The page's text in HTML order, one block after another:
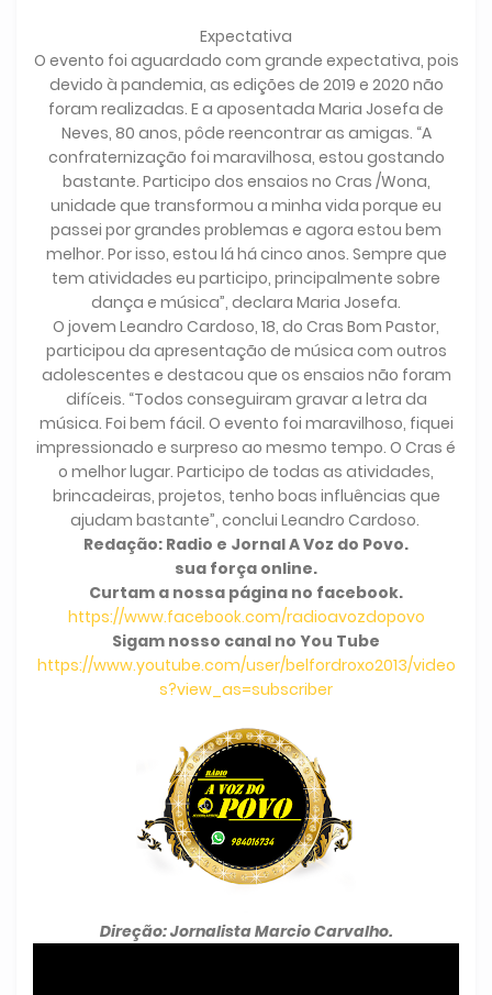
Expectativa
O evento foi aguardado com grande expectativa, pois
devido à pandemia, as edições de 2019 e 2020 não
foram realizadas. E a aposentada Maria Josefa de
Neves, 80 anos, pôde reencontrar as amigas. “A
confraternização foi maravilhosa, estou gostando
bastante. Participo dos ensaios no Cras /Wona,
unidade que transformou a minha vida porque eu
passei por grandes problemas e agora estou bem
melhor. Por isso, estou lá há cinco anos. Sempre que
tem atividades eu participo, principalmente sobre
dança e música”, declara Maria Josefa.
O jovem Leandro Cardoso, 18, do Cras Bom Pastor,
participou da apresentação de música com outros
adolescentes e destacou que os ensaios não foram
difíceis. “Todos conseguiram gravar a letra da
música. Foi bem fácil. O evento foi maravilhoso, fiquei
impressionado e surpreso ao mesmo tempo. O Cras é
o melhor lugar. Participo de todas as atividades,
brincadeiras, projetos, tenho boas influências que
ajudam bastante”, conclui Leandro Cardoso.
Redação: Radio e Jornal A Voz do Povo.
sua força online.
Curtam a nossa página no facebook.
https://www.facebook.com/radioavozdopovo
Sigam nosso canal no You Tube
https://www.youtube.com/user/belfordroxo2013/video
s?view_as=subscriber
Direção: Jornalista Marcio Carvalho.